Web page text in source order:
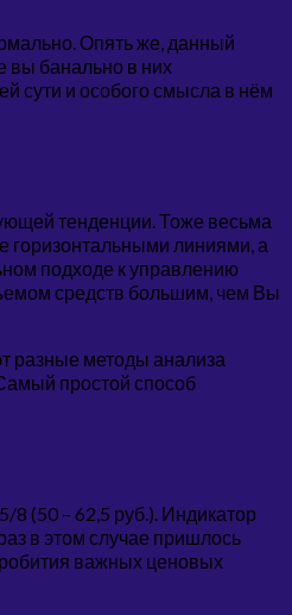
Опять же, данный
вы банально в них
сути и особого смысла в нём
тенденции. Тоже весьма
горизонтальными линиями, а
подходе к управлению
средств большим, чем Вы
разные методы анализа
простой способ
8 (50 – 62,5 руб.). Индикатор
в этом случае пришлось
важных ценовых